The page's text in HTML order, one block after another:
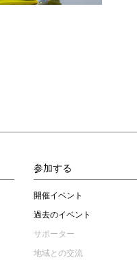
参加する
開催イベント
過去のイベント
サポーター
地域との交流